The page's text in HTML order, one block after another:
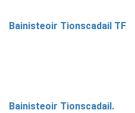
Bainisteoir Tionscadail TF
Bainisteoir Tionscadail.